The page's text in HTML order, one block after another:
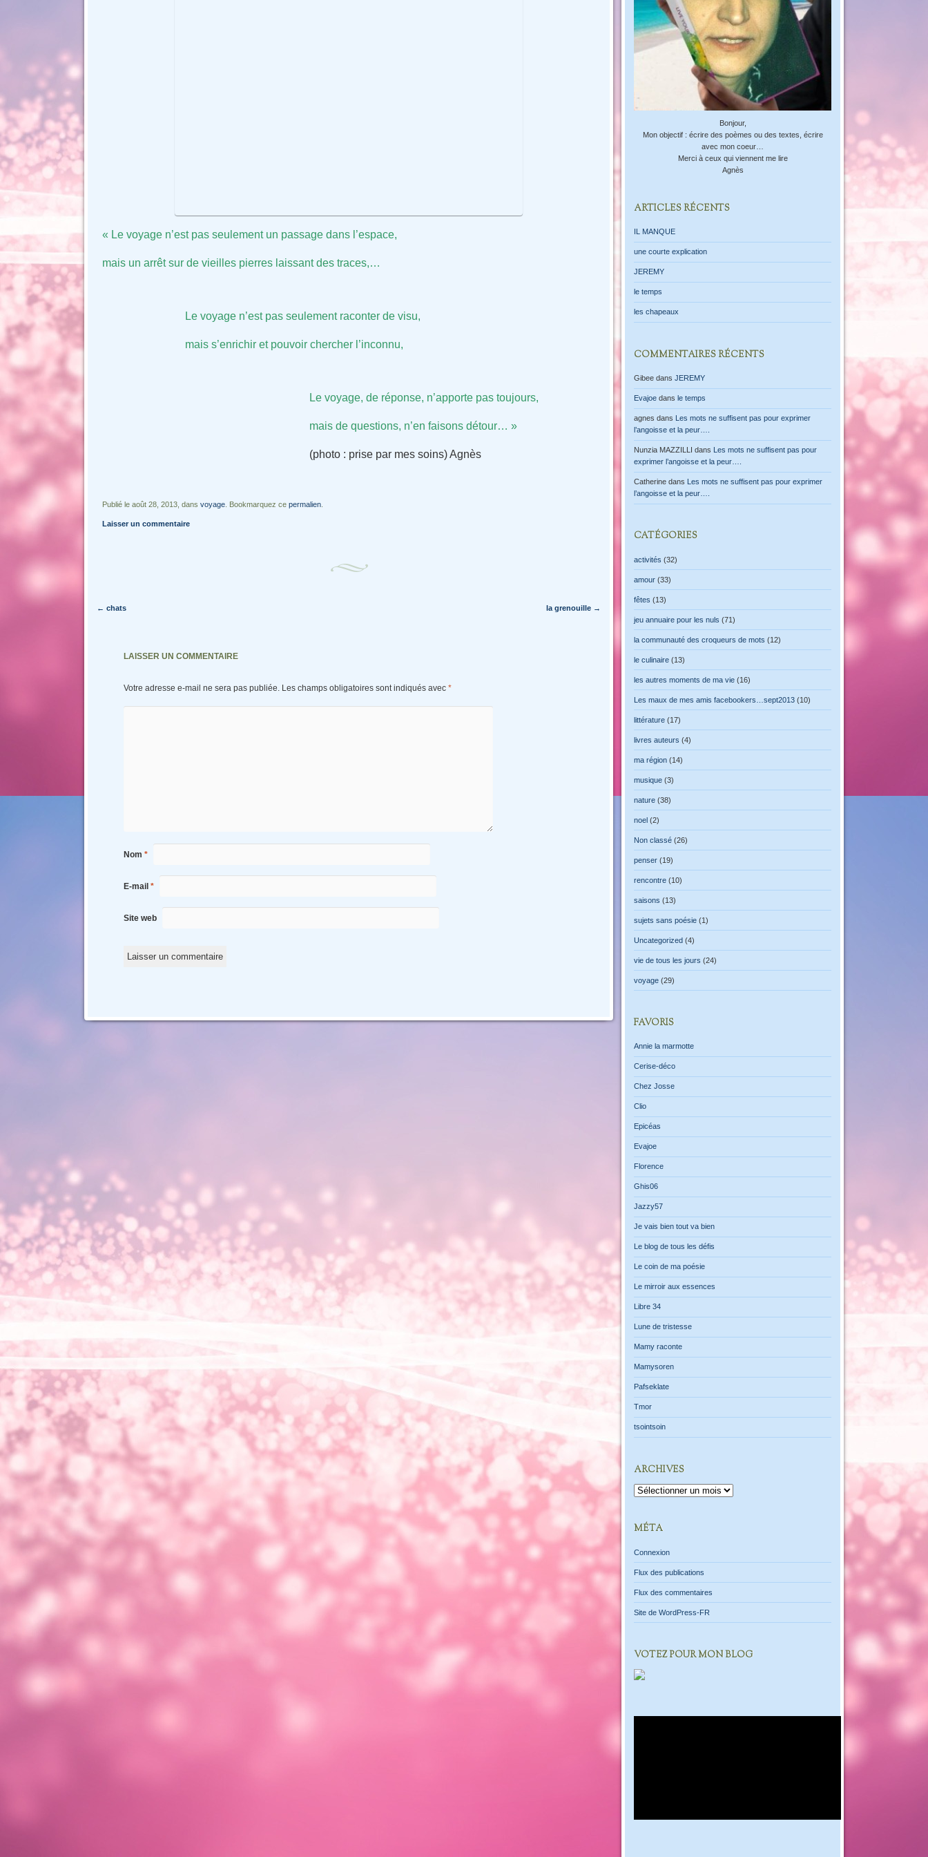
« Le voyage n’est pas seulement un passage dans l’espace,
mais un arrêt sur de vieilles pierres laissant des traces,…
Le voyage n’est pas seulement raconter de visu,
mais s’enrichir et pouvoir chercher l’inconnu,
Le voyage, de réponse, n’apporte pas toujours,
mais de questions, n’en faisons détour… »
(photo : prise par mes soins) Agnès
Publié le août 28, 2013, dans voyage. Bookmarquez ce permalien.
Laisser un commentaire
Navigation des articles
← chats la grenouille →
LAISSER UN COMMENTAIRE
Votre adresse e-mail ne sera pas publiée. Les champs obligatoires sont indiqués avec *
Nom *
E-mail *
Site web
Bonjour,
Mon objectif : écrire des poèmes ou des textes, écrire
avec mon coeur…
Merci à ceux qui viennent me lire
Agnès
ARTICLES RÉCENTS
IL MANQUE
une courte explication
JEREMY
le temps
les chapeaux
COMMENTAIRES RÉCENTS
Gibee dansJEREMY
Evajoe dansle temps
agnes dans Les mots ne suffisent pas pour exprimer
l’angoisse et la peur….
Nunzia MAZZILLI dans Les mots ne suffisent pas pour
exprimer l’angoisse et la peur….
Catherine dans Les mots ne suffisent pas pour exprimer
l’angoisse et la peur….
CATÉGORIES
activités (32)
amour (33)
fêtes (13)
jeu annuaire pour les nuls (71)
la communauté des croqueurs de mots (12)
le culinaire (13)
les autres moments de ma vie (16)
Les maux de mes amis facebookers…sept2013 (10)
littérature (17)
livres auteurs (4)
ma région (14)
musique (3)
nature (38)
noel (2)
Non classé (26)
penser (19)
rencontre (10)
saisons (13)
sujets sans poésie (1)
Uncategorized (4)
vie de tous les jours (24)
voyage (29)
FAVORIS
Annie la marmotte
Cerise-déco
Chez Josse
Clio
Epicéas
Evajoe
Florence
Ghis06
Jazzy57
Je vais bien tout va bien
Le blog de tous les défis
Le coin de ma poésie
Le mirroir aux essences
Libre 34
Lune de tristesse
Mamy raconte
Mamysoren
Pafseklate
Tmor
tsointsoin
ARCHIVES
Archives
MÉTA
Connexion
Flux des publications
Flux des commentaires
Site de WordPress-FR
VOTEZ POUR MON BLOG